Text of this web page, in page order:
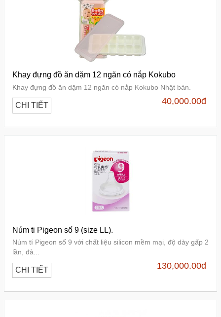
Khay đựng đồ ăn dặm 12 ngăn có nắp Kokubo
Khay đựng đồ ăn dặm 12 ngăn có nắp Kokubo Nhật bản.
CHI TIẾT 40,000.00đ
Núm ti Pigeon số 9 (size LL).
Núm tí Pigeon số 9 với chất liệu silicon mềm mại, độ dày gấp 2
lần, đả...
CHI TIẾT 130,000.00đ